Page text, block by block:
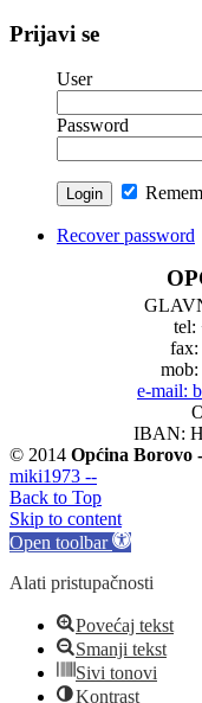
Prijavi se
User
Password
Recover password
tel:
fax:
e-mail:
IBAN:
© 2014 Općina Borovo
miki1973 --
Back to Top
Skip to content
Open toolbar
Alati pristupačnosti
Povećaj tekst
Smanji tekst
Sivi tonovi
Kontrast